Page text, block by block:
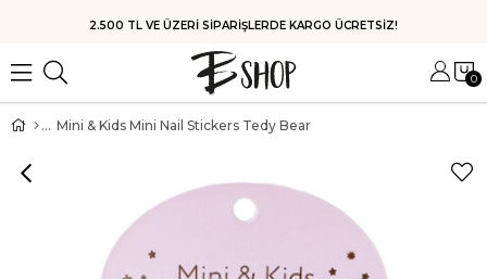
HIZLI KARGO
0
Mini & Kids Mini Nail Stickers Tedy Bear